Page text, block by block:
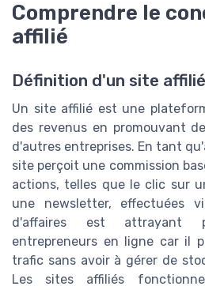
Comprendre le
affilié
Définition d'un site affilié
Un site affilié est une
des revenus en promouvant
d'autres entreprises. En tant
site perçoit une commission
actions, telles que le clic sur
une newsletter, effectuées
d'affaires est attrayant
entrepreneurs en ligne car il
trafic sans avoir à gérer de
Les sites affiliés